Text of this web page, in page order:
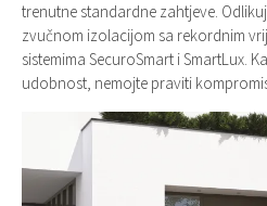
trenutne standardne zahtjeve.
zvučnom izolacijom sa rekordnim
sistemima SecuroSmart i SmartLux.
udobnost, nemojte praviti